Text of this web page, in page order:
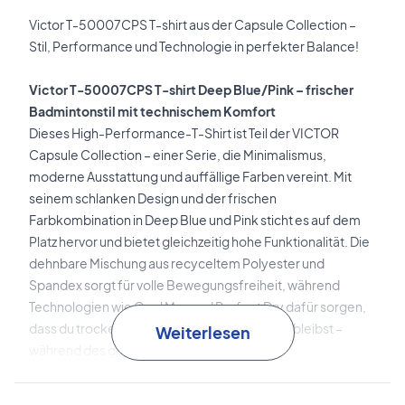
Victor T-50007CPS T-shirt aus der Capsule Collection –
Stil, Performance und Technologie in perfekter Balance!
Victor T-50007CPS T-shirt Deep Blue/Pink – frischer
Badmintonstil mit technischem Komfort
Dieses High-Performance-T-Shirt ist Teil der VICTOR
Capsule Collection – einer Serie, die Minimalismus,
moderne Ausstattung und auffällige Farben vereint. Mit
seinem schlanken Design und der frischen
Farbkombination in Deep Blue und Pink sticht es auf dem
Platz hervor und bietet gleichzeitig hohe Funktionalität. Die
dehnbare Mischung aus recyceltem Polyester und
Spandex sorgt für volle Bewegungsfreiheit, während
Technologien wie Cool Max und Perfect Dry dafür sorgen,
dass du trocken, komfortabel und fokussiert bleibst –
während des gesamten Trainings.
Weiterlesen